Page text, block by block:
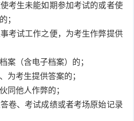
考生未能如期参加考试的或者使
；
考试工作之便，为考生作弊提供
案（含电子档案）的；
为考生提供答案的；
同他人作弊的；
卷、考试成绩或者考场原始记录